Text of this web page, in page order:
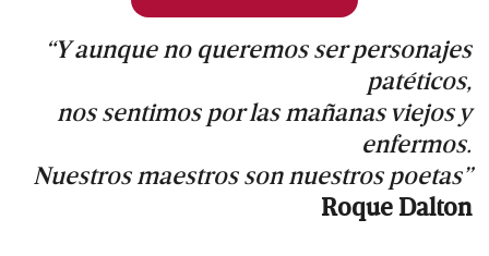
“Y aunque no queremos ser personajes
patéticos,
nos sentimos por las mañanas viejos y
enfermos.
Nuestros maestros son nuestros poetas”
Roque Dalton